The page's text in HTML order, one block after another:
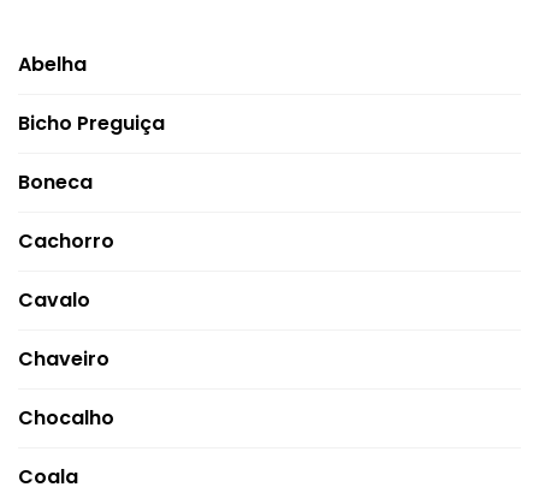
Abelha
Bicho Preguiça
Boneca
Cachorro
Cavalo
Chaveiro
Chocalho
Coala